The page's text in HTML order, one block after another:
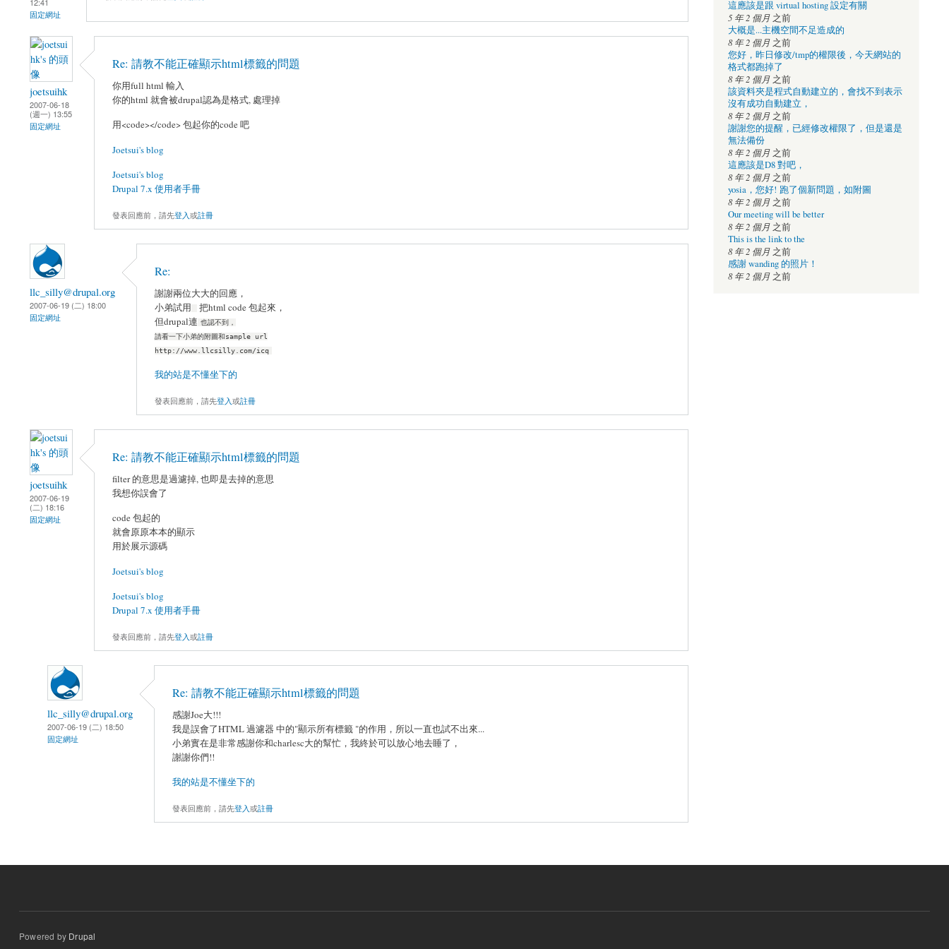
固定網址
joetsuihk
2007-06-18
(週一) 13:55
固定網址
Re: 請教不能正確顯示html標籤的問題
你用full html 輸入
你的html 就會被drupal認為是格式, 處理掉
用<code></code> 包起你的code 吧
Joetsui's blog
Joetsui's blog
Drupal 7.x 使用者手冊
發表回應前，請先登入或註冊
llc_silly@drupal.org
2007-06-19 (二) 18:00
固定網址
Re:
謝謝兩位大大的回應，
小弟試用
把html code 包起來，
但drupal連 也認不到，
請看一下小弟的附圖和sample url
http://www.llcsilly.com/icq
我的站是不懂坐下的
發表回應前，請先登入或註冊
joetsuihk
2007-06-19
(二) 18:16
固定網址
Re: 請教不能正確顯示html標籤的問題
filter 的意思是過濾掉, 也即是去掉的意思
我想你誤會了
code 包起的
就會原原本本的顯示
用於展示源碼
Joetsui's blog
Joetsui's blog
Drupal 7.x 使用者手冊
發表回應前，請先登入或註冊
llc_silly@drupal.org
2007-06-19 (二) 18:50
固定網址
Re: 請教不能正確顯示html標籤的問題
感謝Joe大!!!
我是誤會了HTML 過濾器 中的"顯示所有標籤 "的作用，所以一直也試不出來...
小弟實在是非常感謝你和charlesc大的幫忙，我終於可以放心地去睡了，
謝謝你們!!
我的站是不懂坐下的
發表回應前，請先登入或註冊
這應該是跟 virtual hosting 設定有關
5 年 2 個月之前
大概是...主機空間不足造成的
8 年 2 個月之前
您好，昨日修改/tmp的權限後，今天網站的
格式都跑掉了
8 年 2 個月之前
該資料夾是程式自動建立的，會找不到表示
沒有成功自動建立，
8 年 2 個月之前
謝謝您的提醒，已經修改權限了，但是還是
無法備份
8 年 2 個月之前
這應該是D8 對吧，
8 年 2 個月之前
yosia，您好! 跑了個新問題，如附圖
8 年 2 個月之前
Our meeting will be better
8 年 2 個月之前
This is the link to the
8 年 2 個月之前
感謝 wanding 的照片！
8 年 2 個月之前
Powered by Drupal